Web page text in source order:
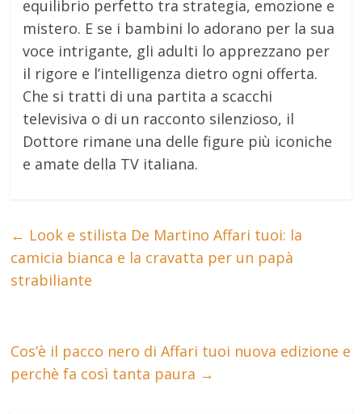
equilibrio perfetto tra strategia, emozione e
mistero. E se i bambini lo adorano per la sua
voce intrigante, gli adulti lo apprezzano per
il rigore e l’intelligenza dietro ogni offerta.
Che si tratti di una partita a scacchi
televisiva o di un racconto silenzioso, il
Dottore rimane una delle figure più iconiche
e amate della TV italiana.
← Look e stilista De Martino Affari tuoi: la
camicia bianca e la cravatta per un papà
strabiliante
Cos’è il pacco nero di Affari tuoi nuova edizione e
perchè fa così tanta paura →